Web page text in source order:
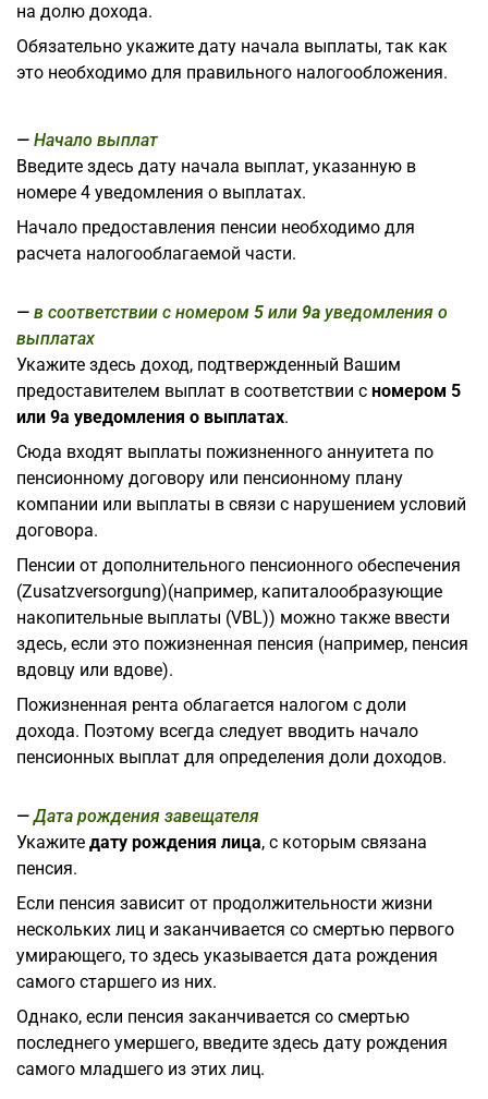
на долю дохода.
Обязательно укажите дату начала выплаты, так как
это необходимо для правильного налогообложения.
Начало выплат
Введите здесь дату начала выплат, указанную в
номере 4 уведомления о выплатах.
Начало предоставления пенсии необходимо для
расчета налогооблагаемой части.
в соответствии с номером 5 или 9a уведомления о
выплатах
Укажите здесь доход, подтвержденный Вашим
предоставителем выплат в соответствии с номером 5
или 9a уведомления о выплатах.
Сюда входят выплаты пожизненного аннуитета по
пенсионному договору или пенсионному плану
компании или выплаты в связи с нарушением условий
договора.
Пенсии от дополнительного пенсионного обеспечения
(Zusatzversorgung)(например, капиталообразующие
накопительные выплаты (VBL)) можно также ввести
здесь, если это пожизненная пенсия (например, пенсия
вдовцу или вдове).
Пожизненная рента облагается налогом с доли
дохода. Поэтому всегда следует вводить начало
пенсионных выплат для определения доли доходов.
Дата рождения завещателя
Укажите дату рождения лица, с которым связана
пенсия.
Если пенсия зависит от продолжительности жизни
нескольких лиц и заканчивается со смертью первого
умирающего, то здесь указывается дата рождения
самого старшего из них.
Однако, если пенсия заканчивается со смертью
последнего умершего, введите здесь дату рождения
самого младшего из этих лиц.